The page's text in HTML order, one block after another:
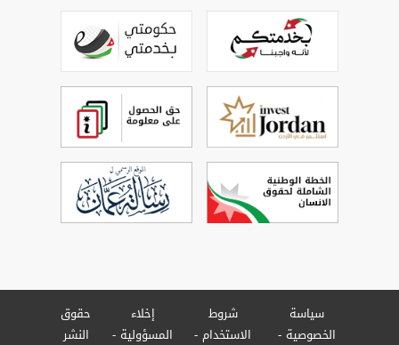
سياسة
الخصوصية
شروط
الاستخدام
إخلاء
المسؤولية
حقوق
النشر